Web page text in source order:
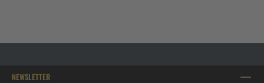
NEWSLETTER